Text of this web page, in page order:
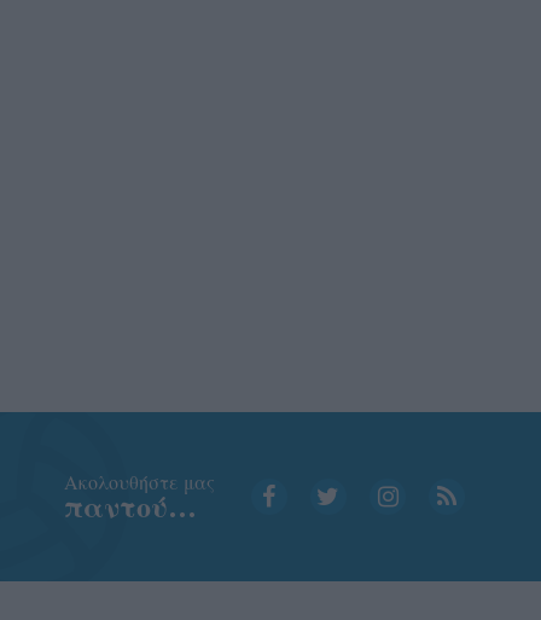
Aκολουθήστε μας
παντού…